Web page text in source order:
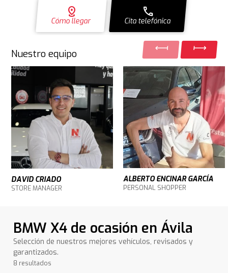
distance
Cómo llegar
call
Cita telefónica
Nuestro equipo
DAVID CRIADO
STORE MANAGER
ALBERTO ENCINAR GARCÍA
PERSONAL SHOPPER
BMW X4 de ocasión en Ávila
Selección de nuestros mejores vehículos, revisados y
garantizados.
8 resultados